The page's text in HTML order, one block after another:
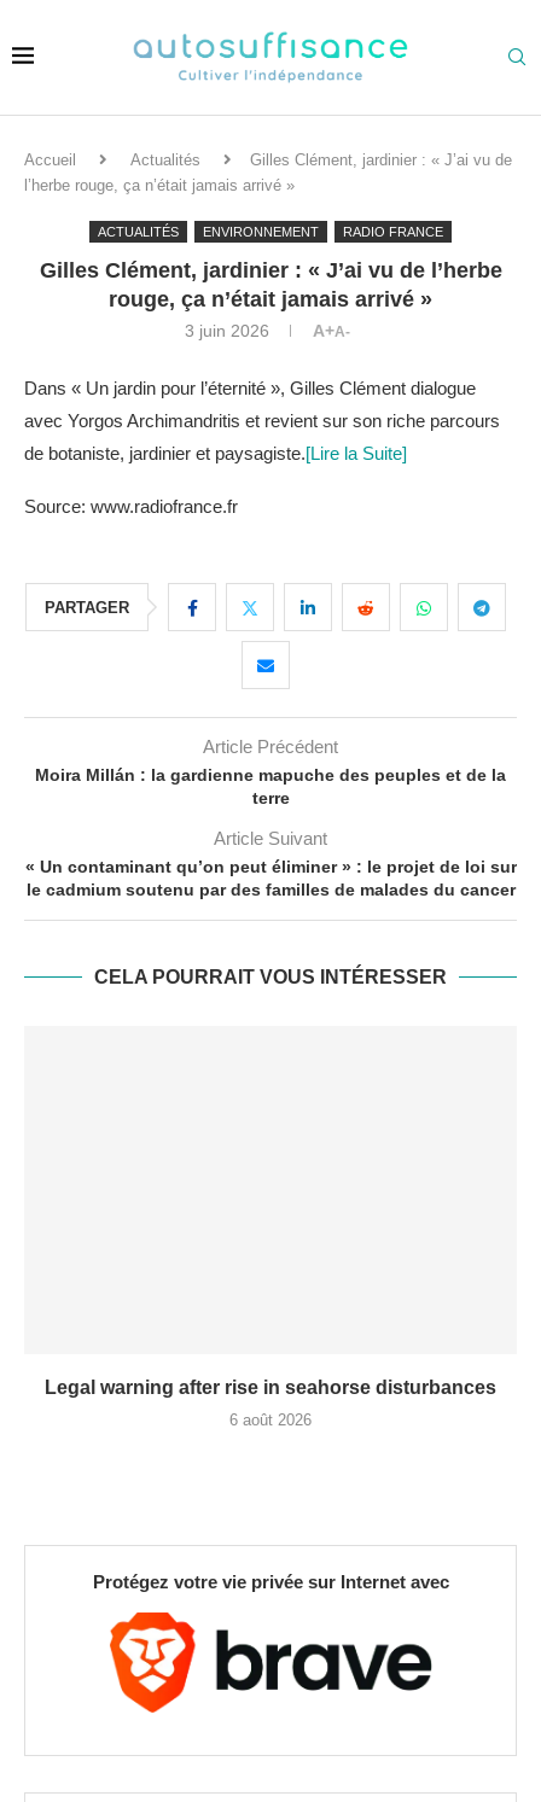
Accueil Actualités
Gilles Clément, jardinier : « J’ai vu de
l’herbe rouge, ça n’était jamais arrivé »
ACTUALITÉS ENVIRONNEMENT RADIO FRANCE
Gilles Clément, jardinier : « J’ai vu de l’herbe
rouge, ça n’était jamais arrivé »
3 juin 2026 A+A-
Dans « Un jardin pour l’éternité », Gilles Clément dialogue
avec Yorgos Archimandritis et revient sur son riche parcours
de botaniste, jardinier et paysagiste.[Lire la Suite]
Source: www.radiofrance.fr
PARTAGER
Article Précédent
Moira Millán : la gardienne mapuche des peuples et de la
terre
Article Suivant
« Un contaminant qu’on peut éliminer » : le projet de loi sur
le cadmium soutenu par des familles de malades du cancer
CELA POURRAIT VOUS INTÉRESSER
Legal warning after rise in seahorse disturbances
6 août 2026
Protégez votre vie privée sur Internet avec